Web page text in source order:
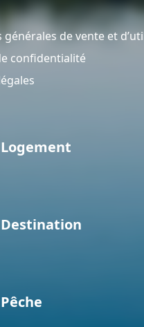
de vente et
confidentialité
Logement
Destination
Pêche